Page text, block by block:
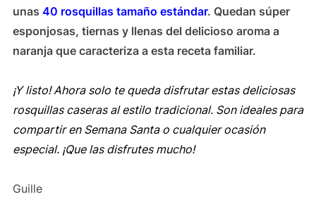
unas 40 rosquillas tamaño estándar. Quedan súper
esponjosas, tiernas y llenas del delicioso aroma a
naranja que caracteriza a esta receta familiar.
¡Y listo! Ahora solo te queda disfrutar estas deliciosas
rosquillas caseras al estilo tradicional. Son ideales para
compartir en Semana Santa o cualquier ocasión
especial. ¡Que las disfrutes mucho!
Guille